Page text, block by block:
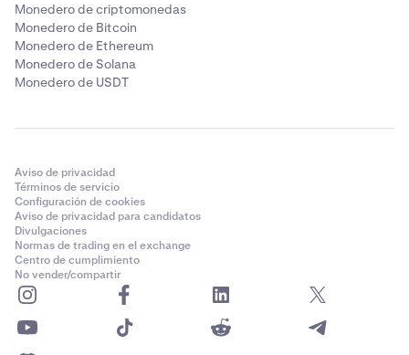
Monedero de criptomonedas
Monedero de Bitcoin
Monedero de Ethereum
Monedero de Solana
Monedero de USDT
Aviso de privacidad
Términos de servicio
Configuración de cookies
Aviso de privacidad para candidatos
Divulgaciones
Normas de trading en el exchange
Centro de cumplimiento
No vender/compartir